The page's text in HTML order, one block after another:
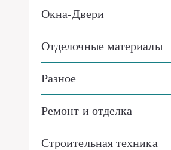
Окна-Двери
Отделочные материалы
Разное
Ремонт и отделка
Строительная техника